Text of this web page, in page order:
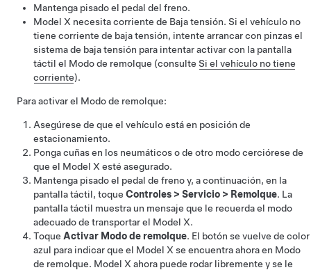
Mantenga pisado el pedal del freno.
Model X necesita corriente de Baja tensión. Si el vehículo no
tiene corriente de baja tensión, intente arrancar con pinzas el
sistema de baja tensión para intentar activar con la pantalla
táctil el Modo de remolque (consulte Si el vehículo no tiene
corriente).
Para activar el Modo de remolque:
Asegúrese de que el vehículo está en posición de
estacionamiento.
Ponga cuñas en los neumáticos o de otro modo cerciórese de
que el Model X esté asegurado.
Mantenga pisado el pedal de freno y, a continuación, en la
pantalla táctil, toque Controles > Servicio > Remolque. La
pantalla táctil muestra un mensaje que le recuerda el modo
adecuado de transportar el Model X.
Toque Activar Modo de remolque. El botón se vuelve de color
azul para indicar que el Model X se encuentra ahora en Modo
de remolque. Model X ahora puede rodar libremente y se le